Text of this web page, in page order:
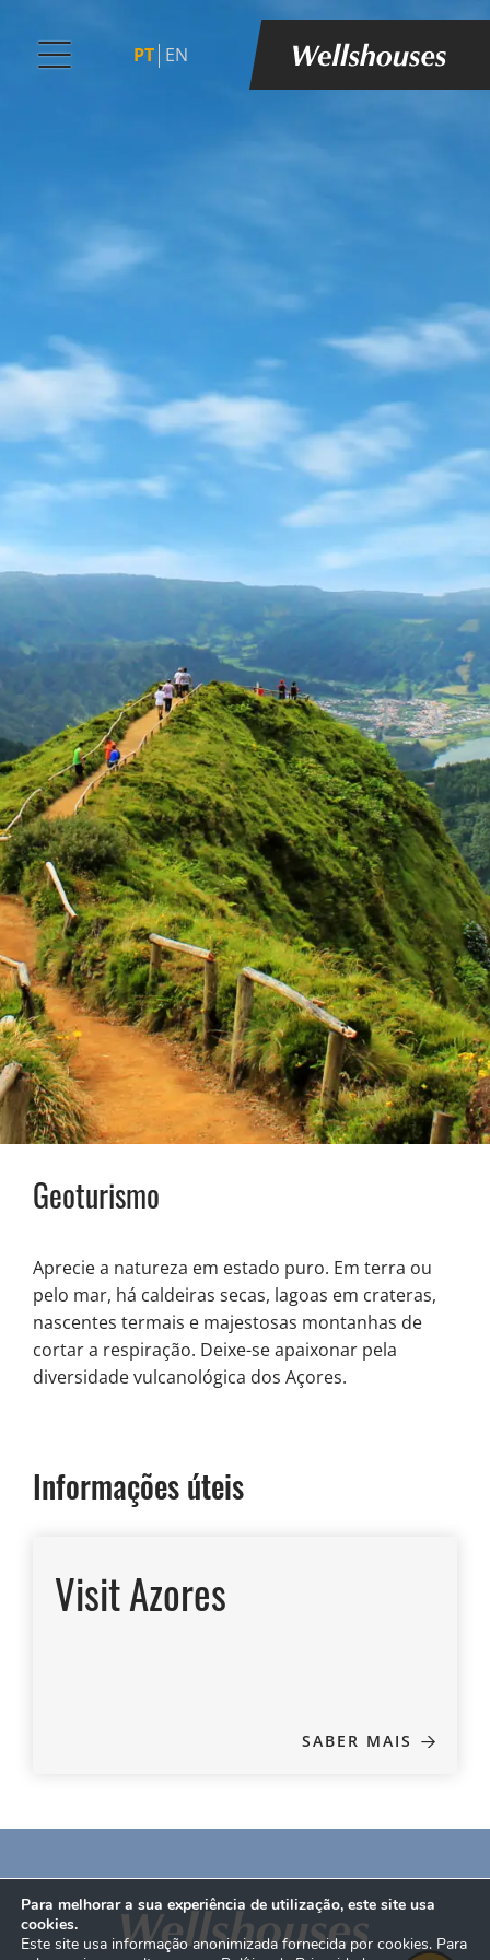
PT EN
Geoturismo
Aprecie a natureza em estado puro. Em terra ou
pelo mar, há caldeiras secas, lagoas em crateras,
nascentes termais e majestosas montanhas de
cortar a respiração. Deixe-se apaixonar pela
diversidade vulcanológica dos Açores.
Informações úteis
Visit Azores
SABER MAIS
Para melhorar a sua experiência de utilização, este site usa
cookies.
Este site usa informação anonimizada fornecida por cookies. Para